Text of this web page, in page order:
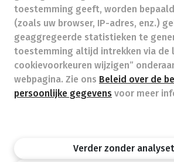
Bond
autorisatienummer
Valt onder toezicht van de Orde
02/537.42.67, Henri Jasparlaan 94
Deontologie: Code van de
Tarieven terugbetaalde
Apotheek.be Orde Der
toestemming geeft, worden
(zoals uw browser, IP-adres, enz.)
geaggregeerde statistieken te
toestemming altijd intrekken via de
cookievoorkeuren wijzigen”
webpagina. Zie ons Beleid over de
persoonlijke gegevens voor meer
Verder zonder